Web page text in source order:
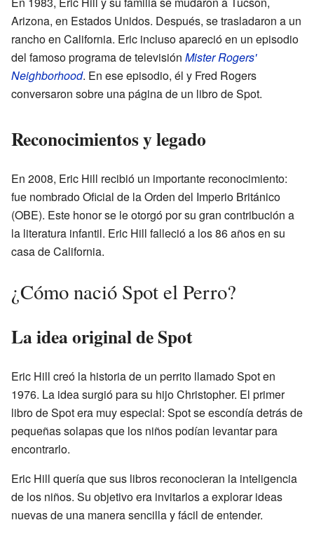
Arizona, en Estados Unidos. Después, se trasladaron a un
rancho en California. Eric incluso apareció en un episodio
del famoso programa de televisión Mister Rogers'
Neighborhood. En ese episodio, él y Fred Rogers
conversaron sobre una página de un libro de Spot.
Reconocimientos y legado
En 2008, Eric Hill recibió un importante reconocimiento:
fue nombrado Oficial de la Orden del Imperio Británico
(OBE). Este honor se le otorgó por su gran contribución a
la literatura infantil. Eric Hill falleció a los 86 años en su
casa de California.
¿Cómo nació Spot el Perro?
La idea original de Spot
Eric Hill creó la historia de un perrito llamado Spot en
1976. La idea surgió para su hijo Christopher. El primer
libro de Spot era muy especial: Spot se escondía detrás de
pequeñas solapas que los niños podían levantar para
encontrarlo.
Eric Hill quería que sus libros reconocieran la inteligencia
de los niños. Su objetivo era invitarlos a explorar ideas
nuevas de una manera sencilla y fácil de entender.